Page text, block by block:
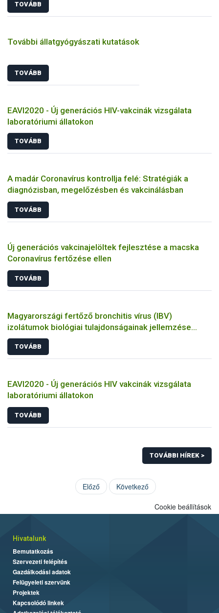
TOVÁBB
További állatgyógyászati kutatások
TOVÁBB
EAVI2020 - Új generációs HIV-vakcinák vizsgálata
laboratóriumi állatokon
TOVÁBB
A madár Coronavírus kontrollja felé: Stratégiák a
diagnózisban, megelőzésben és vakcinálásban
TOVÁBB
Új generációs vakcinajelöltek fejlesztése a macska
Coronavírus fertőzése ellen
TOVÁBB
Magyarországi fertőző bronchitis vírus (IBV)
izolátumok biológiai tulajdonságainak jellemzése
állatkísérletes és molekuláris biológiai eszközökkel
TOVÁBB
EAVI2020 - Új generációs HIV vakcinák vizsgálata
laboratóriumi állatokon
TOVÁBB
TOVÁBBI HÍREK >
Előző Következő
Cookie beállítások
Hivatalunk
Bemutatkozás
Szervezeti felépítés
Gazdálkodási adatok
Felügyeleti szervünk
Projektek
Kapcsolódó linkek